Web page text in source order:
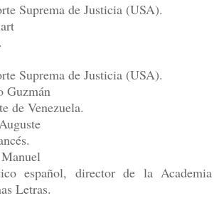
Suprema de Justicia (USA).
Suprema de Justicia (USA).
Guzmán
de Venezuela.
español, director de la Academia
Letras.